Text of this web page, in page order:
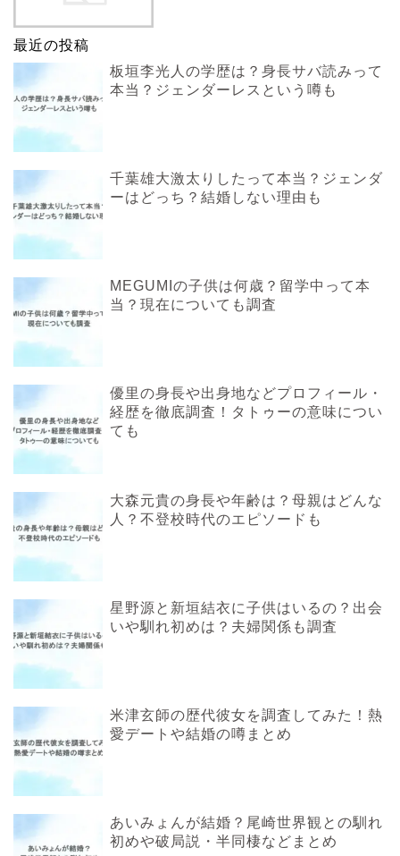
最近の投稿
板垣李光人の学歴は？身長サバ読みって
本当？ジェンダーレスという噂も
千葉雄大激太りしたって本当？ジェンダ
ーはどっち？結婚しない理由も
MEGUMIの子供は何歳？留学中って本
当？現在についても調査
優里の身長や出身地などプロフィール・
経歴を徹底調査！タトゥーの意味につい
ても
大森元貴の身長や年齢は？母親はどんな
人？不登校時代のエピソードも
星野源と新垣結衣に子供はいるの？出会
いや馴れ初めは？夫婦関係も調査
米津玄師の歴代彼女を調査してみた！熱
愛デートや結婚の噂まとめ
あいみょんが結婚？尾崎世界観との馴れ
初めや破局説・半同棲などまとめ